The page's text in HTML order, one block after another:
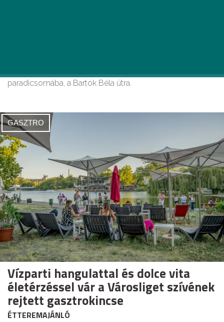
paradicsomába, a Bartók Béla útra.
GASZTRO
Vízparti hangulattal és dolce vita
életérzéssel vár a Városliget szívének
rejtett gasztrokincse
ÉTTEREMAJÁNLÓ